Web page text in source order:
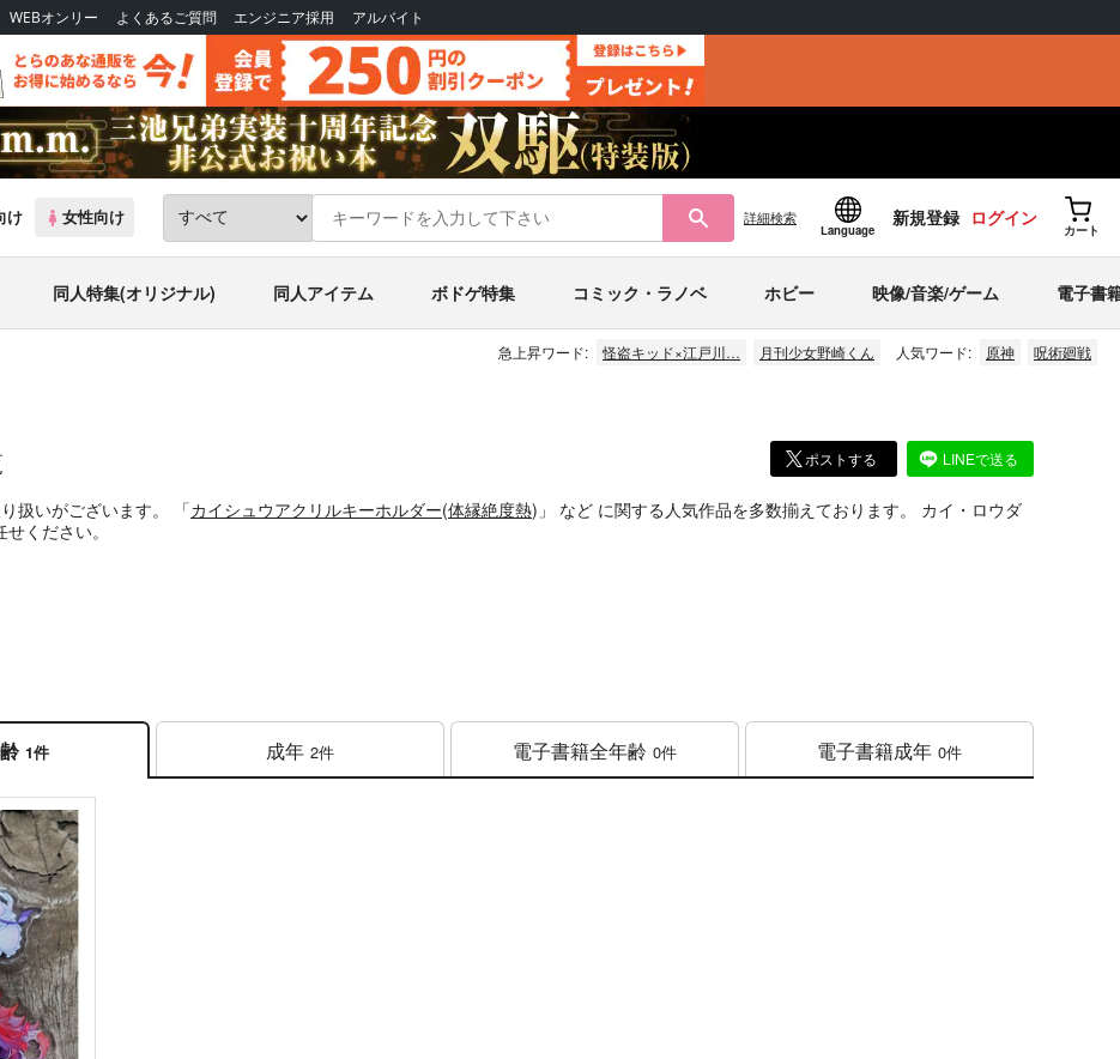
WEBオンリー よくあるご質問 エンジニア採用 アルバイト
け 女性向け 詳細検索
Language
新規登録 ログイン
カート
同人特集(オリジナル) 同人アイテム ボドゲ特集 コミック・ラノベ ホビー 映像/音楽/ゲーム 電子書
急上昇ワード: 怪盗キッド×江戸川… 月刊少女野崎くん 人気ワード: 原神 呪術廻戦
ポストする LINEで送る
扱いがございます。 「カイシュウアクリルキーホルダー(体縁絶度熱)」 など に関する人気作品を多数揃えております。 カイ・ロウダ
ください。
1件 成年 2件 電子書籍全年齢 0件 電子書籍成年 0件